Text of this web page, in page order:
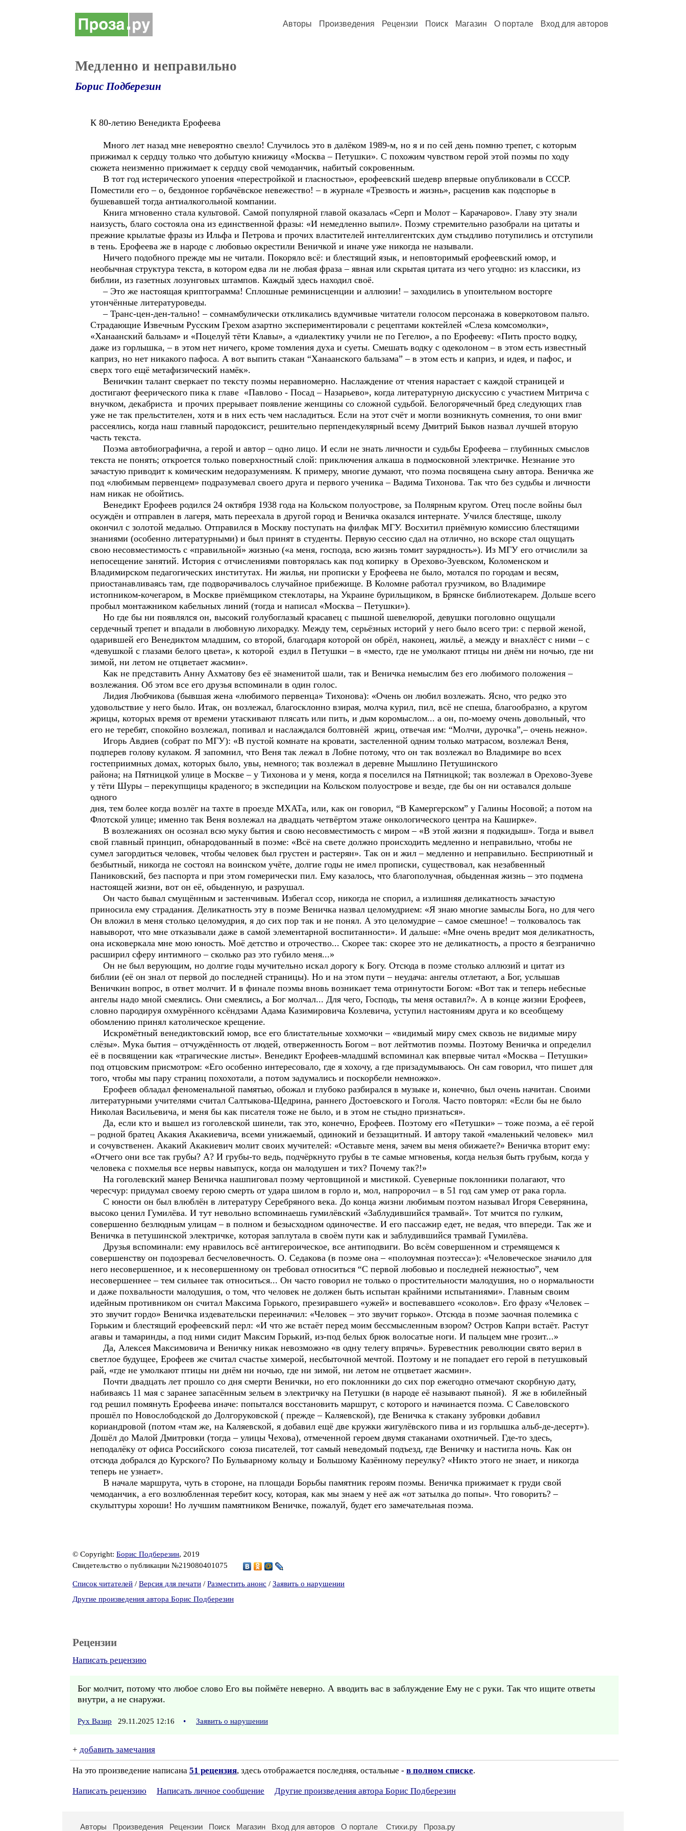
Авторы Произведения Рецензии Поиск Магазин О портале Вход для авторов
Медленно и неправильно
Борис Подберезин
К 80-летию Венедикта Ерофеева
Много лет назад мне невероятно свезло! Случилось это в далёком 1989-м, но я и по сей день помню трепет, с которым
прижимал к сердцу только что добытую книжицу «Москва – Петушки». С похожим чувством герой этой поэмы по ходу
сюжета неизменно прижимает к сердцу свой чемоданчик, набитый сокровенным.
В тот год истерического упоения «перестройкой и гласностью», ерофеевский шедевр впервые опубликовали в СССР.
Поместили его – о, бездонное горбачёвское невежество! – в журнале «Трезвость и жизнь», расценив как подспорье в
бушевавшей тогда антиалкогольной компании.
Книга мгновенно стала культовой. Самой популярной главой оказалась «Серп и Молот – Карачарово». Главу эту знали
наизусть, благо состояла она из единственной фразы: «И немедленно выпил». Поэму стремительно разобрали на цитаты и
прежние крылатые фразы из Ильфа и Петрова и прочих властителей интеллигентских дум стыдливо потупились и отступили
в тень. Ерофеева же в народе с любовью окрестили Веничкой и иначе уже никогда не называли.
Ничего подобного прежде мы не читали. Покоряло всё: и блестящий язык, и неповторимый ерофеевский юмор, и
необычная структура текста, в котором едва ли не любая фраза – явная или скрытая цитата из чего угодно: из классики, из
библии, из газетных лозунговых штампов. Каждый здесь находил своё.
– Это же настоящая криптограмма! Сплошные реминисценции и аллюзии! – заходились в упоительном восторге
утончённые литературоведы.
– Транс-цен-ден-тально! – сомнамбулически откликались вдумчивые читатели голосом персонажа в коверкотовом пальто.
Страдающие Извечным Русским Грехом азартно экспериментировали с рецептами коктейлей «Слеза комсомолки»,
«Ханаанский бальзам» и «Поцелуй тёти Клавы», а «диалектику учили не по Гегелю», а по Ерофееву: «Пить просто водку,
даже из горлышка, – в этом нет ничего, кроме томления духа и суеты. Смешать водку с одеколоном – в этом есть известный
каприз, но нет никакого пафоса. А вот выпить стакан “Ханаанского бальзама” – в этом есть и каприз, и идея, и пафос, и
сверх того ещё метафизический намёк».
Веничкин талант сверкает по тексту поэмы неравномерно. Наслаждение от чтения нарастает с каждой страницей и
достигают феерического пика к главе «Павлово - Посад – Назарьево», когда литературную дискуссию с участием Митрича с
внучком, декабриста и прочих прерывает появление женщины со сложной судьбой. Белогорячечный бред следующих глав
уже не так прельстителен, хотя и в них есть чем насладиться. Если на этот счёт и могли возникнуть сомнения, то они вмиг
рассеялись, когда наш главный пародоксист, решительно перпендекулярный всему Дмитрий Быков назвал лучшей вторую
часть текста.
Поэма автобиографична, а герой и автор – одно лицо. И если не знать личности и судьбы Ерофеева – глубинных смыслов
текста не понять; откроется только поверхностный слой: приключения алкаша в подмосковной электричке. Незнание это
зачастую приводит к комическим недоразумениям. К примеру, многие думают, что поэма посвящена сыну автора. Веничка же
под «любимым первенцем» подразумевал своего друга и первого ученика – Вадима Тихонова. Так что без судьбы и личности
нам никак не обойтись.
Венедикт Ерофеев родился 24 октября 1938 года на Кольском полуострове, за Полярным кругом. Отец после войны был
осуждён и отправлен в лагеря, мать переехала в другой город и Веничка оказался интернате. Учился блестяще, школу
окончил с золотой медалью. Отправился в Москву поступать на филфак МГУ. Восхитил приёмную комиссию блестящими
знаниями (особенно литературными) и был принят в студенты. Первую сессию сдал на отлично, но вскоре стал ощущать
свою несовместимость с «правильной» жизнью («а меня, господа, всю жизнь томит заурядность»). Из МГУ его отчислили за
непосещение занятий. История с отчислениями повторялась как под копирку в Орехово-Зуевском, Коломенском и
Владимирском педагогических институтах. Ни жилья, ни прописки у Ерофеева не было, мотался по городам и весям,
приостанавливаясь там, где подворачивалось случайное прибежище. В Коломне работал грузчиком, во Владимире
истопником-кочегаром, в Москве приёмщиком стеклотары, на Украине бурильщиком, в Брянске библиотекарем. Дольше всего
пробыл монтажником кабельных линий (тогда и написал «Москва – Петушки»).
Но где бы ни появлялся он, высокий голубоглазый красавец с пышной шевелюрой, девушки поголовно ощущали
сердечный трепет и впадали в любовную лихорадку. Между тем, серьёзных историй у него было всего три: с первой женой,
одарившей его Венедиктом младшим, со второй, благодаря которой он обрёл, наконец, жильё, а между и внахлёст с ними – с
«девушкой с глазами белого цвета», к которой ездил в Петушки – в «место, где не умолкают птицы ни днём ни ночью, где ни
зимой, ни летом не отцветает жасмин».
Как не представить Анну Ахматову без её знаменитой шали, так и Веничка немыслим без его любимого положения –
возлежания. Об этом все его друзья вспоминали в один голос.
Лидия Любчикова (бывшая жена «любимого первенца» Тихонова): «Очень он любил возлежать. Ясно, что редко это
удовольствие у него было. Итак, он возлежал, благосклонно взирая, молча курил, пил, всё не спеша, благообразно, а кругом
жрицы, которых время от времени утаскивают плясать или пить, и дым коромыслом... а он, по-моему очень довольный, что
его не теребят, спокойно возлежал, попивал и наслаждался болтовнёй жриц, отвечая им: “Молчи, дурочка”,– очень нежно».
Игорь Авдиев (собрат по МГУ): «В пустой комнате на кровати, застеленной одним только матрасом, возлежал Веня,
подперев голову кулаком. Я запомнил, что Веня так лежал в Лобне потому, что он так возлежал во Владимире во всех
гостеприимных домах, которых было, увы, немного; так возлежал в деревне Мышлино Петушинского
района; на Пятницкой улице в Москве – у Тихонова и у меня, когда я поселился на Пятницкой; так возлежал в Орехово-Зуеве
у тёти Шуры – перекупщицы краденого; в экспедиции на Кольском полуострове и везде, где бы он ни оставался дольше
одного
дня, тем более когда возлёг на тахте в проезде МХАТа, или, как он говорил, “В Камергерском” у Галины Носовой; а потом на
Флотской улице; именно так Веня возлежал на двадцать четвёртом этаже онкологического центра на Каширке».
В возлежаниях он осознал всю муку бытия и свою несовместимость с миром – «В этой жизни я подкидыш». Тогда и вывел
свой главный принцип, обнародованный в поэме: «Всё на свете должно происходить медленно и неправильно, чтобы не
сумел загордиться человек, чтобы человек был грустен и растерян». Так он и жил – медленно и неправильно. Бесприютный и
безбытный, никогда не состоял на воинском учёте, долгие годы не имел прописки, существовал, как незабвенный
Паниковский, без паспорта и при этом гомерически пил. Ему казалось, что благополучная, обыденная жизнь – это подмена
настоящей жизни, вот он её, обыденную, и разрушал.
Он часто бывал смущённым и застенчивым. Избегал ссор, никогда не спорил, а излишняя деликатность зачастую
приносила ему страдания. Деликатность эту в поэме Веничка назвал целомудрием: «Я знаю многие замыслы Бога, но для чего
Он вложил в меня столько целомудрия, я до сих пор так и не понял. А это целомудрие – самое смешное! – толковалось так
навыворот, что мне отказывали даже в самой элементарной воспитанности». И дальше: «Мне очень вредит моя деликатность,
она исковеркала мне мою юность. Моё детство и отрочество... Скорее так: скорее это не деликатность, а просто я безгранично
расширил сферу интимного – сколько раз это губило меня...»
Он не был верующим, но долгие годы мучительно искал дорогу к Богу. Отсюда в поэме столько аллюзий и цитат из
библии (её он знал от первой до последней страницы). Но и на этом пути – неудача: ангелы отлетают, а Бог, услышав
Веничкин вопрос, в ответ молчит. И в финале поэмы вновь возникает тема отринутости Богом: «Вот так и теперь небесные
ангелы надо мной смеялись. Они смеялись, а Бог молчал... Для чего, Господь, ты меня оставил?». А в конце жизни Ерофеев,
словно пародируя охмурённого ксёндзами Адама Казимировича Козлевича, уступил настояниям друга и ко всеобщему
обомлению принял католическое крещение.
Искромётный венедиктовский юмор, все его блистательные хохмочки – «видимый миру смех сквозь не видимые миру
слёзы». Мука бытия – отчуждённость от людей, отверженность Богом – вот лейтмотив поэмы. Поэтому Веничка и определил
её в посвящении как «трагические листы». Венедикт Ерофеев-младшмй вспоминал как впервые читал «Москва – Петушки»
под отцовским присмотром: «Его особенно интересовало, где я хохочу, а где призадумываюсь. Он сам говорил, что пишет для
того, чтобы мы пару страниц похохотали, а потом задумались и поскорбели немножко».
Ерофеев обладал феноменальной памятью, обожал и глубоко разбирался в музыке и, конечно, был очень начитан. Своими
литературными учителями считал Салтыкова-Щедрина, раннего Достоевского и Гоголя. Часто повторял: «Если бы не было
Николая Васильевича, и меня бы как писателя тоже не было, и в этом не стыдно признаться».
Да, если кто и вышел из гоголевской шинели, так это, конечно, Ерофеев. Поэтому его «Петушки» – тоже поэма, а её герой
– родной братец Акакия Акакиевича, всеми унижаемый, одинокий и беззащитный. И автору такой «маленький человек» мил
и сочувственен. Акакий Акакиевич молит своих мучителей: «Оставьте меня, зачем вы меня обижаете?» Веничка вторит ему:
«Отчего они все так грубы? А? И грубы-то ведь, подчёркнуто грубы в те самые мгновенья, когда нельзя быть грубым, когда у
человека с похмелья все нервы навыпуск, когда он малодушен и тих? Почему так?!»
На гоголевский манер Веничка нашпиговал поэму чертовщиной и мистикой. Суеверные поклонники полагают, что
чересчур: придумал своему герою смерть от удара шилом в горло и, мол, напророчил – в 51 год сам умер от рака горла.
С юности он был влюблён в литературу Серебряного века. До конца жизни любимым поэтом называл Игоря Северянина,
высоко ценил Гумилёва. И тут невольно вспоминаешь гумилёвский «Заблудившийся трамвай». Тот мчится по гулким,
совершенно безлюдным улицам – в полном и безысходном одиночестве. И его пассажир едет, не ведая, что впереди. Так же и
Веничка в петушинской электричке, которая заплутала в своём пути как и заблудившийся трамвай Гумилёва.
Друзья вспоминали: ему нравилось всё антигероическое, все антиподвиги. Во всём совершенном и стремящемся к
совершенству он подозревал бесчеловечность. О. Седакова (в поэме она – «полоумная поэтесса»): «Человеческое значило для
него несовершенное, и к несовершенному он требовал относиться “С первой любовью и последней нежностью”, чем
несовершеннее – тем сильнее так относиться... Он часто говорил не только о простительности малодушия, но о нормальности
и даже похвальности малодушия, о том, что человек не должен быть испытан крайними испытаниями». Главным своим
идейным противником он считал Максима Горького, презиравшего «ужей» и воспевавшего «соколов». Его фразу «Человек –
это звучит гордо» Веничка издевательски переиначил: «Человек – это звучит горько». Отсюда в поэме заочная полемика с
Горьким и блестящий ерофеевский перл: «И что же встаёт перед моим бессмысленным взором? Остров Капри встаёт. Растут
агавы и тамаринды, а под ними сидит Максим Горький, из-под белых брюк волосатые ноги. И пальцем мне грозит...»
Да, Алексея Максимовича и Веничку никак невозможно «в одну телегу впрячь». Буревестник революции свято верил в
светлое будущее, Ерофеев же считал счастье химерой, несбыточной мечтой. Поэтому и не попадает его герой в петушковый
рай, «где не умолкают птицы ни днём ни ночью, где ни зимой, ни летом не отцветает жасмин».
Почти двадцать лет прошло со дня смерти Венички, но его поклонники до сих пор ежегодно отмечают скорбную дату,
набиваясь 11 мая с заранее запасённым зельем в электричку на Петушки (в народе её называют пьяной). Я же в юбилейный
год решил помянуть Ерофеева иначе: попытался восстановить маршрут, с которого и начинается поэма. С Савеловского
прошёл по Новослободской до Долгоруковской ( прежде – Каляевской), где Веничка к стакану зубровки добавил
кориандровой (потом «там же, на Каляевской, я добавил ещё две кружки жигулёвского пива и из горлышка альб-де-десерт»).
Дошёл до Малой Дмитровки (тогда – улицы Чехова), отмеченной героем двумя стаканами охотничьей. Где-то здесь,
неподалёку от офиса Российского союза писателей, тот самый неведомый подъезд, где Веничку и настигла ночь. Как он
отсюда добрался до Курского? По Бульварному кольцу и Большому Казённому переулку? «Никто этого не знает, и никогда
теперь не узнает».
В начале маршрута, чуть в стороне, на площади Борьбы памятник героям поэмы. Веничка прижимает к груди свой
чемоданчик, а его возлюбленная теребит косу, которая, как мы знаем у неё аж «от затылка до попы». Что говорить? –
скульптуры хороши! Но лучшим памятником Веничке, пожалуй, будет его замечательная поэма.
© Copyright: Борис Подберезин, 2019
Свидетельство о публикации №219080401075
Список читателей / Версия для печати / Разместить анонс / Заявить о нарушении
Другие произведения автора Борис Подберезин
Рецензии
Написать рецензию
Бог молчит, потому что любое слово Его вы поймёте неверно. А вводить вас в заблуждение Ему не с руки. Так что ищите ответы
внутри, а не снаружи.
Рух Вазир 29.11.2025 12:16 • Заявить о нарушении
+ добавить замечания
На это произведение написана 51 рецензия, здесь отображается последняя, остальные - в полном списке.
Написать рецензию Написать личное сообщение Другие произведения автора Борис Подберезин
Авторы Произведения Рецензии Поиск Магазин Вход для авторов О портале Стихи.ру Проза.ру